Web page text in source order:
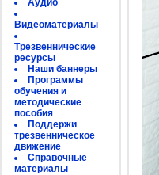
Аудио
Видеоматериалы
Трезвеннические
ресурсы
Наши баннеры
Программы
обучения и
методические
пособия
Поддержи
трезвенническое
движение
Справочные
материалы